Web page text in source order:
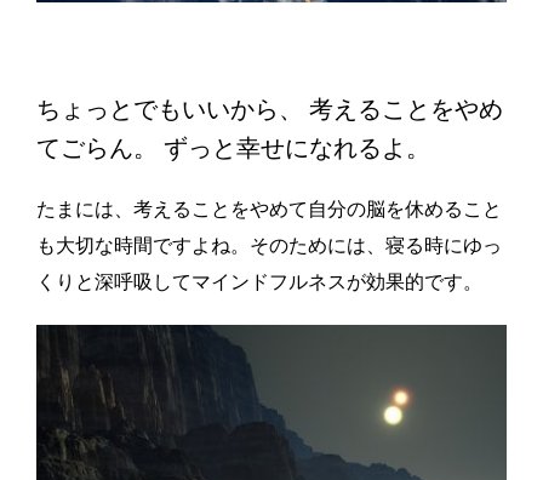
ちょっとでもいいから、 考えることをやめ
てごらん。 ずっと幸せになれるよ。
たまには、考えることをやめて自分の脳を休めること
も大切な時間ですよね。そのためには、寝る時にゆっ
くりと深呼吸してマインドフルネスが効果的です。